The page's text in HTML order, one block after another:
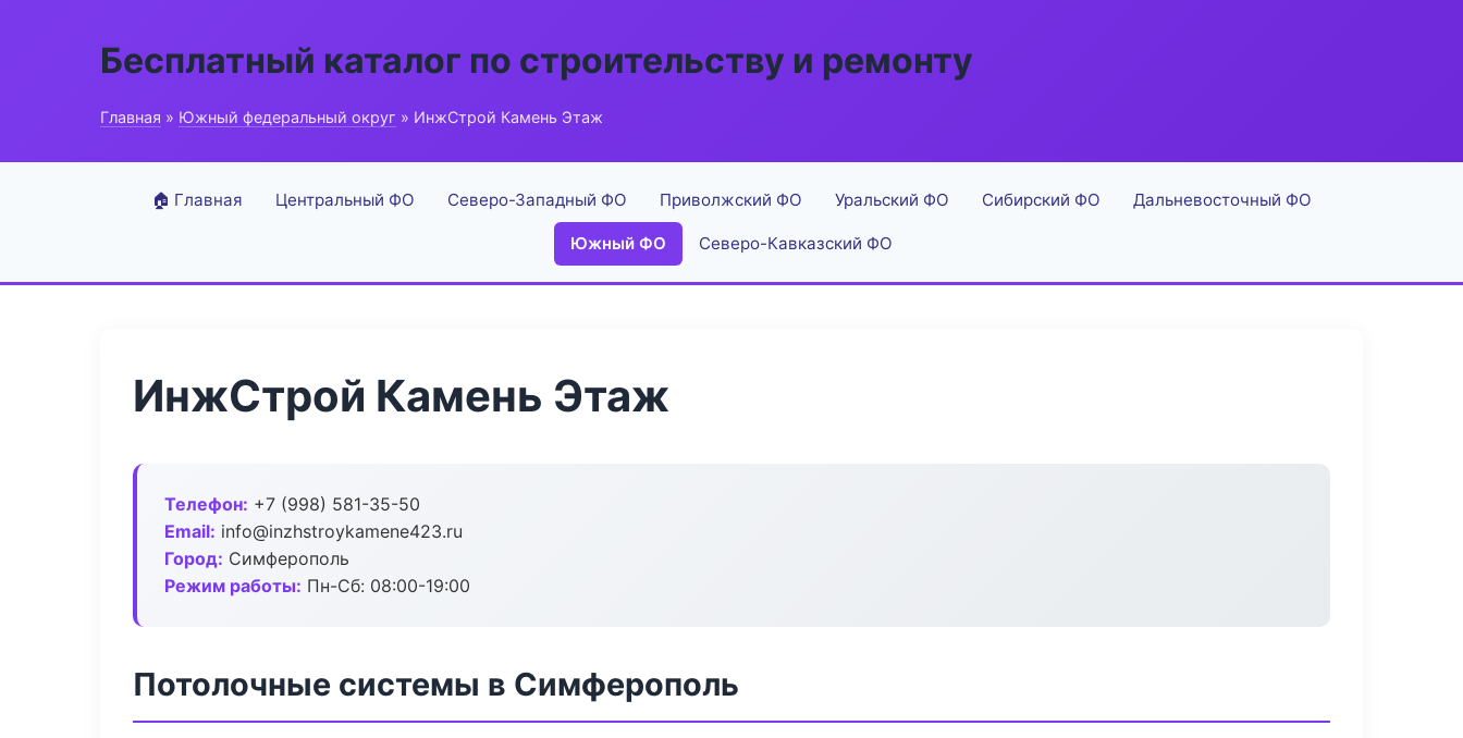
Бесплатный каталог по строительству и ремонту
Главная » Южный федеральный округ » ИнжСтрой Камень Этаж
🏠 Главная Центральный ФО Северо-Западный ФО Приволжский ФО Уральский ФО Сибирский ФО Дальневосточный ФО
Южный ФО Северо-Кавказский ФО
ИнжСтрой Камень Этаж
Телефон: +7 (998) 581-35-50
Email: info@inzhstroykamene423.ru
Город: Симферополь
Режим работы: Пн-Сб: 08:00-19:00
Потолочные системы в Симферополь